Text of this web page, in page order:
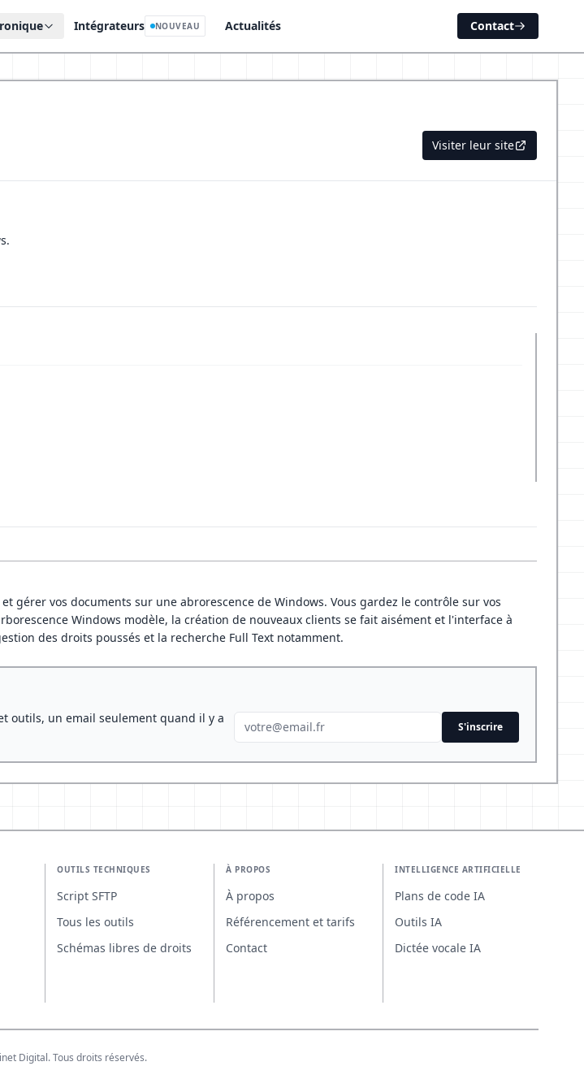
Intégrateurs NOUVEAU Actualités Contact
Visiter leur site
gérer vos documents sur une abrorescence de Windows. Vous gardez le contrôle sur vos
Windows modèle, la création de nouveaux clients se fait aisément et l'interface à
des droits poussés et la recherche Full Text notamment.
outils, un email seulement quand il y a
S'inscrire
OUTILS TECHNIQUES
Script SFTP
Tous les outils
Schémas libres de droits
À PROPOS
À propos
Référencement et tarifs
Contact
INTELLIGENCE ARTIFICIELLE
Plans de code IA
Outils IA
Dictée vocale IA
Digital. Tous droits réservés.